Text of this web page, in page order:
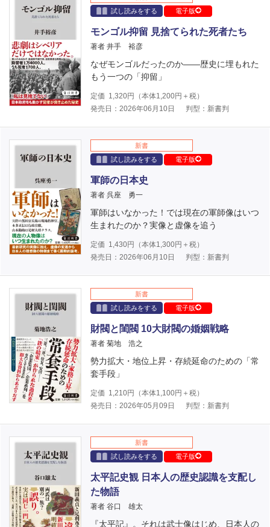
試し読みをする
電子版
モンゴル抑留 見捨てられた死者たち
著者 井手 裕彦
なぜモンゴルだったのか――歴史に埋もれた
もう一つの「抑留」
定価 1,320円（本体1,200円＋税）
発売日：2026年06月10日
判型：新書判
新書
試し読みをする
電子版
軍師の日本史
著者 呉座 勇一
軍師はいなかった！では現在の軍師像はいつ
生まれたのか？実像と虚像を追う
定価 1,430円（本体1,300円＋税）
発売日：2026年06月10日
判型：新書判
新書
試し読みをする
電子版
財閥と閨閥 10大財閥の婚姻戦略
著者 菊地 浩之
勢力拡大・地位上昇・存続延命のための「常
套手段」
定価 1,210円（本体1,100円＋税）
発売日：2026年05月09日
判型：新書判
新書
試し読みをする
電子版
太平記史観 日本人の歴史認識を支配し
た物語
著者 谷口 雄太
『太平記』。それは武士像はじめ、日本人の